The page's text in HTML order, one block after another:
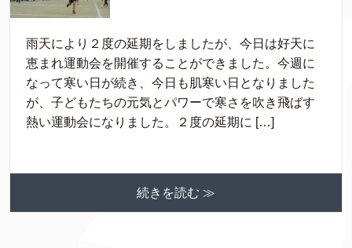
雨天により２度の延期をしましたが、今日は好天に
恵まれ運動会を開催することができました。今週に
なって寒い日が続き、今日も肌寒い日となりました
が、子どもたちの元気とパワーで寒さを吹き飛ばす
熱い運動会になりました。２度の延期に […]
続きを読む ≫